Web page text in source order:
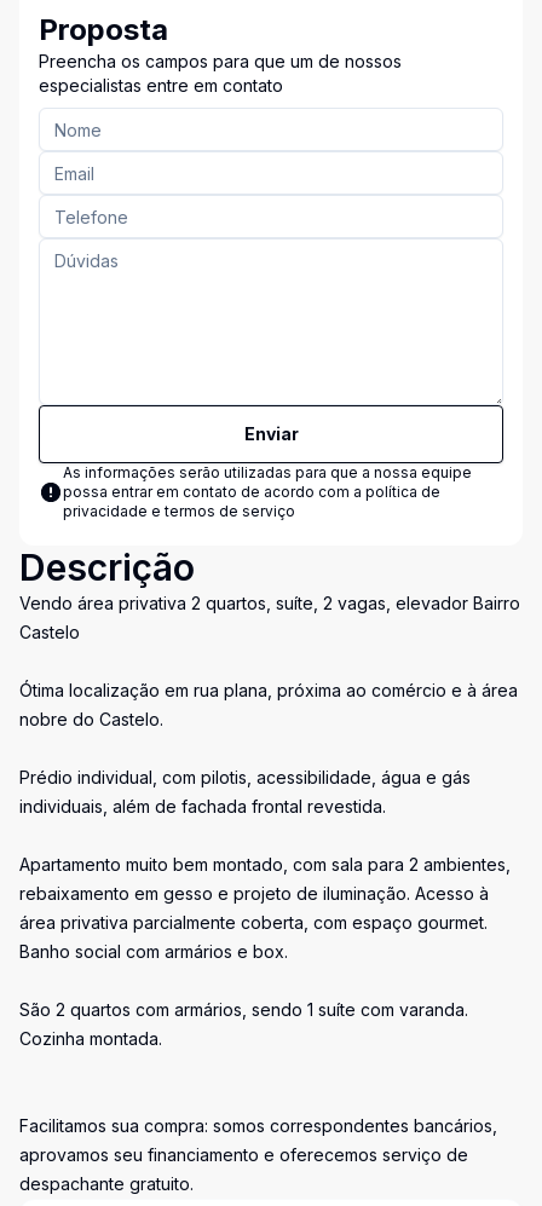
Proposta
Preencha os campos para que um de nossos
especialistas entre em contato
Enviar
As informações serão utilizadas para que a nossa equipe
possa entrar em contato de acordo com a política de
privacidade e termos de serviço
Descrição
Vendo área privativa 2 quartos, suíte, 2 vagas, elevador Bairro
Castelo
Ótima localização em rua plana, próxima ao comércio e à área
nobre do Castelo.
Prédio individual, com pilotis, acessibilidade, água e gás
individuais, além de fachada frontal revestida.
Apartamento muito bem montado, com sala para 2 ambientes,
rebaixamento em gesso e projeto de iluminação. Acesso à
área privativa parcialmente coberta, com espaço gourmet.
Banho social com armários e box.
São 2 quartos com armários, sendo 1 suíte com varanda.
Cozinha montada.
Facilitamos sua compra: somos correspondentes bancários,
aprovamos seu financiamento e oferecemos serviço de
despachante gratuito.